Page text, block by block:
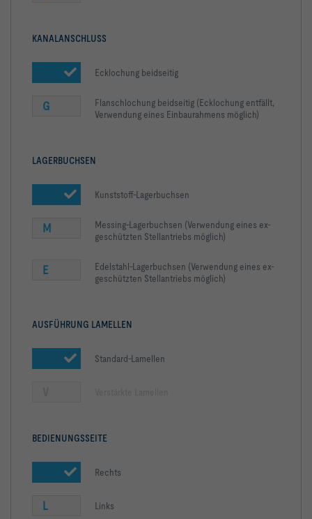
KANALANSCHLUSS
Ecklochung beidseitig
G
Flanschlochung beidseitig (Ecklochung entfällt,
Verwendung eines Einbaurahmens möglich)
LAGERBUCHSEN
Kunststoff-Lagerbuchsen
M
Messing-Lagerbuchsen (Verwendung eines ex-
geschützten Stellantriebs möglich)
E
Edelstahl-Lagerbuchsen (Verwendung eines ex-
geschützten Stellantriebs möglich)
AUSFÜHRUNG LAMELLEN
Standard-Lamellen
BEDIENUNGSSEITE
Rechts
L Links